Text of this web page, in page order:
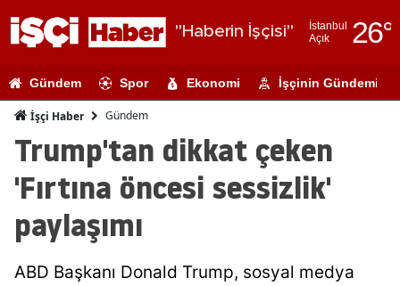
"Haberin İşçisi"
İstanbul
Açık
26°
Adıyaman
Ağrı
Antalya
Gündem Spor Ekonomi İşçinin Gündemi
İşçi Haber Gündem
Trump'tan dikkat çeken
'Fırtına öncesi sessizlik'
paylaşımı
ABD Başkanı Donald Trump, sosyal medya